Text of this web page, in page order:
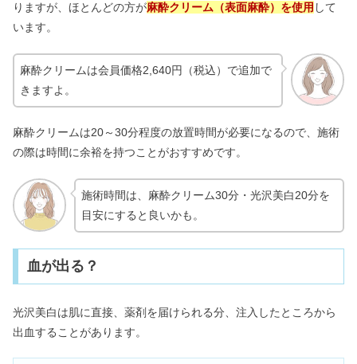
りますが、ほとんどの方が麻酔クリーム（表面麻酔）を使用 して
います。
麻酔クリームは会員価格2,640円（税込）で追加で
きますよ。
麻酔クリームは20～30分程度の放置時間が必要になるので、施術
の際は時間に余裕を持つことがおすすめです。
施術時間は、麻酔クリーム30分・光沢美白20分を
目安にすると良いかも。
血が出る？
光沢美白は肌に直接、薬剤を届けられる分、注入したところから
出血することがあります。